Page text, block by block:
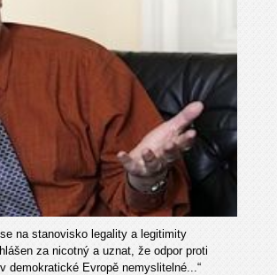
na stanovisko legality a legitimity
za nicotný a uznat, že odpor proti
demokratické Evropě nemyslitelné...“